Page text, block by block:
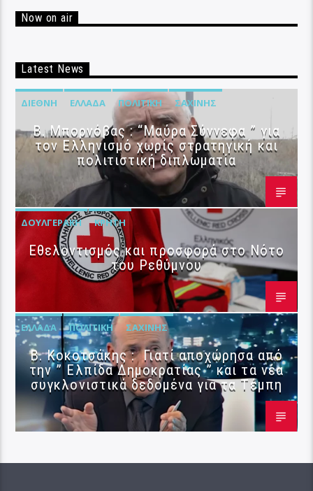
Now on air
Latest News
ΔΙΕΘΝΉ ΕΛΛΆΔΑ ΠΟΛΙΤΙΚΉ ΣΑΧΊΝΗΣ
B. Μπορνόβας : “Μαύρα Σύννεφα ” για
τον Ελληνισμό χωρίς στρατηγική και
πολιτιστική διπλωματία
ΔΟΥΛΓΕΡΆΚΗ ΚΡΉΤΗ
Εθελοντισμός και προσφορά στο Νότο
του Ρεθύμνου
ΕΛΛΆΔΑ ΠΟΛΙΤΙΚΉ ΣΑΧΊΝΗΣ
Β. Κοκοτσάκης : Γιατί αποχώρησα από
την ” Ελπίδα Δημοκρατίας ” και τα νέα
συγκλονιστικά δεδομένα για τα Τέμπη